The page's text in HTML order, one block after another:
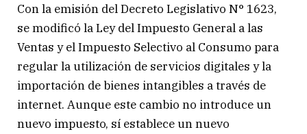
Con la emisión del Decreto Legislativo N° 1623,
se modificó la Ley del Impuesto General a las
Ventas y el Impuesto Selectivo al Consumo para
regular la utilización de servicios digitales y la
importación de bienes intangibles a través de
internet. Aunque este cambio no introduce un
nuevo impuesto, sí establece un nuevo